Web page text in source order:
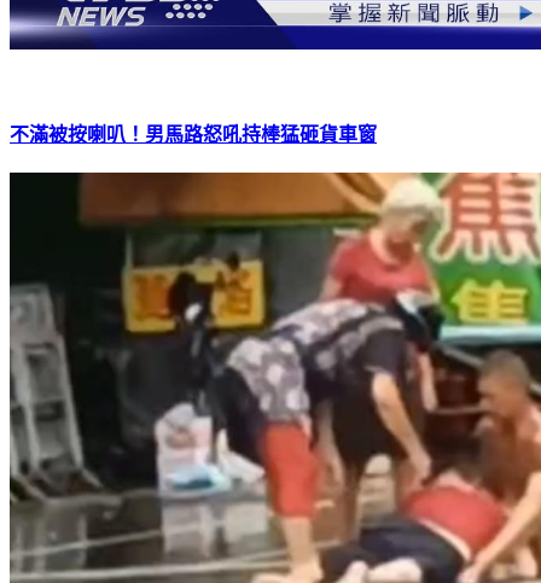
不滿被按喇叭！男馬路怒吼持棒猛砸貨車窗